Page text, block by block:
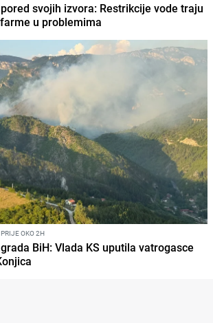
svojih izvora: Restrikcije vode traju
u problemima
PRIJE OKO 2H
BiH: Vlada KS uputila vatrogasce